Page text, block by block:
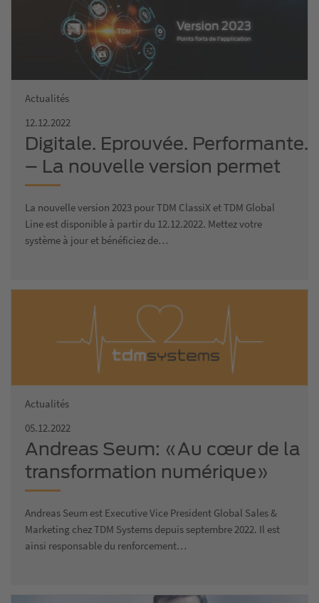
Actualités
12.12.2022
Digitale. Eprouvée. Performante.
– La nouvelle version permet
une gestion d’outils à 100%
La nouvelle version 2023 pour TDM ClassiX et TDM Global
Line est disponible à partir du 12.12.2022. Mettez votre
système à jour et bénéficiez de…
Actualités
05.12.2022
Andreas Seum: «Au cœur de la
transformation numérique»
Andreas Seum est Executive Vice President Global Sales &
Marketing chez TDM Systems depuis septembre 2022. Il est
ainsi responsable du renforcement…